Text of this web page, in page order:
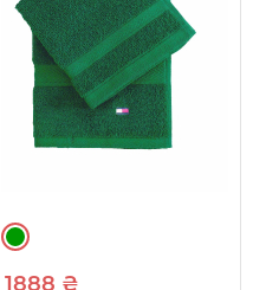
1888 ₴